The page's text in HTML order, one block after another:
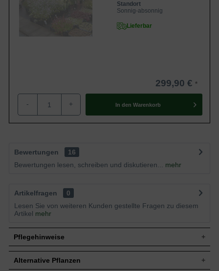
Standort
Sonnig-absonnig
Lieferbar
299,90 €
- + In den Warenkorb
Bewertungen
16
Bewertungen lesen, schreiben und diskutieren...
mehr
Artikelfragen
0
Lesen Sie von weiteren Kunden gestellte Fragen zu diesem
Artikel mehr
Pflegehinweise
Alternative Pflanzen